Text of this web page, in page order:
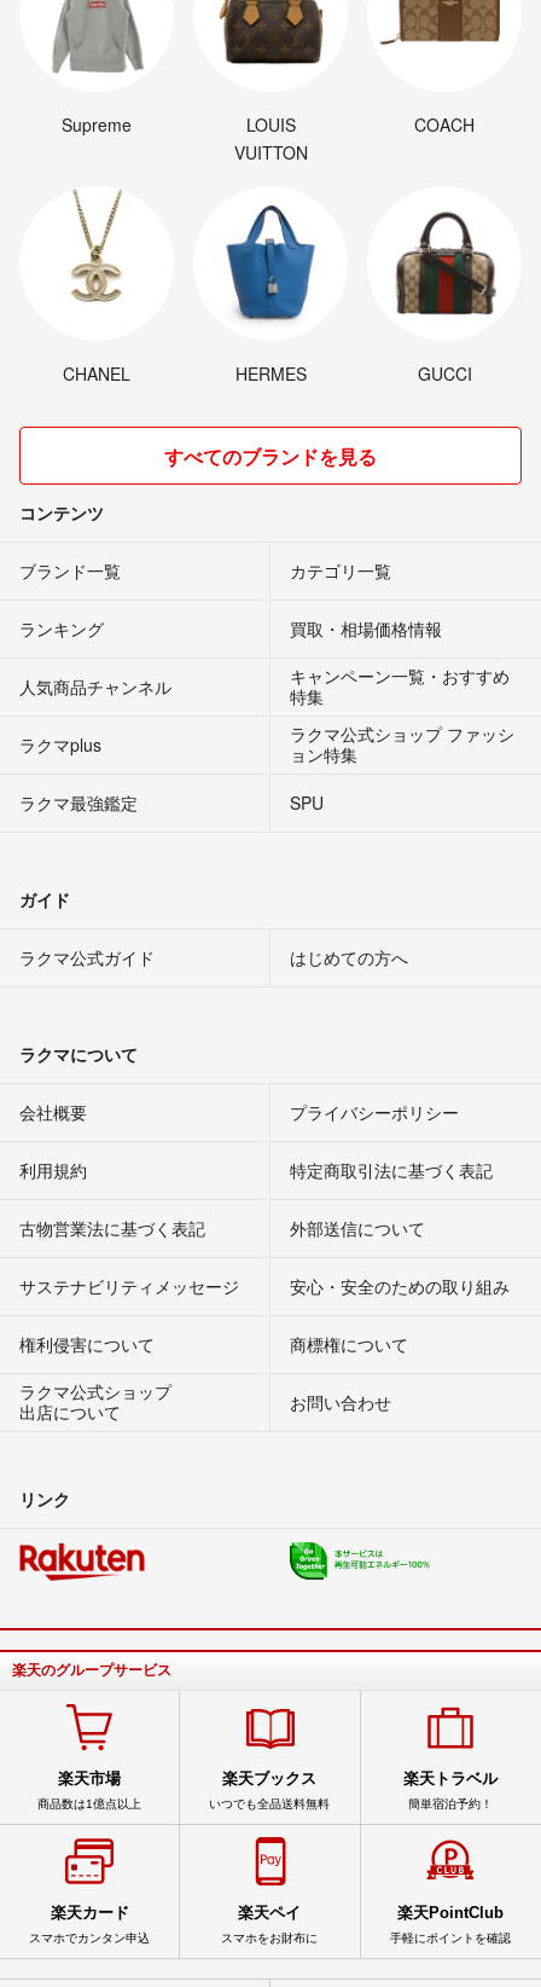
Supreme
LOUIS
VUITTON
COACH
CHANEL HERMES GUCCI
すべてのブランドを見る
コンテンツ
ブランド一覧 カテゴリ一覧
ランキング 買取・相場価格情報
人気商品チャンネル
キャンペーン一覧・おすすめ
特集
ラクマplus
ラクマ公式ショップ ファッシ
ョン特集
ラクマ最強鑑定
SPU
ガイド
ラクマ公式ガイド はじめての方へ
ラクマについて
会社概要 プライバシーポリシー
利用規約 特定商取引法に基づく表記
古物営業法に基づく表記 外部送信について
サステナビリティメッセージ 安心・安全のための取り組み
権利侵害について
商標権について
ラクマ公式ショップ
出店について
お問い合わせ
リンク
楽天のグループサービス
楽天市場
商品数は1億点以上
楽天ブックス
いつでも全品送料無料
楽天トラベル
簡単宿泊予約！
楽天カード
スマホでカンタン申込
楽天ペイ
スマホをお財布に
楽天PointClub
手軽にポイントを確認